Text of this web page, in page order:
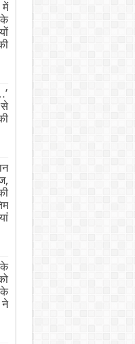
में
से